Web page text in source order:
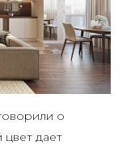
о
цвет дает